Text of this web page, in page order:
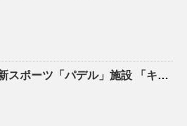
調布に新スポーツ「パデル」施設 「キャプテン翼」高橋陽一さん手がける – 調布経済新聞